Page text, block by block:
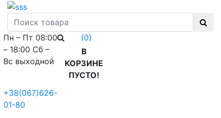
Пн – Пт 08:00
– 18:00 Сб –
Вс выходной
+38(067)626-
01-80
(0)
В
КОРЗИНЕ
ПУСТО!